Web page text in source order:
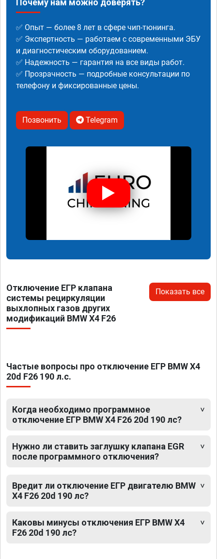
Почему нам можно доверять?
✅ Опыт — более 8 лет в сфере чип-тюнинга.
✅ Экспертность — работаем с современными ЭБУ
и диагностическим оборудованием.
✅ Надежность — гарантия на все виды работ.
✅ Прозрачность — подробные консультации по
телефону и фиксированные цены.
Позвонить Telegram
Отключение ЕГР клапана
системы рециркуляции
выхлопных газов других
модификаций BMW X4 F26
Показать все
Частые вопросы про отключение ЕГР BMW X4
20d F26 190 л.с.
Когда необходимо программное
отключение ЕГР BMW X4 F26 20d 190 лс?
Нужно ли ставить заглушку клапана EGR
после программного отключения?
Вредит ли отключение ЕГР двигателю BMW
X4 F26 20d 190 лс?
Каковы минусы отключения ЕГР BMW X4
F26 20d 190 лс?